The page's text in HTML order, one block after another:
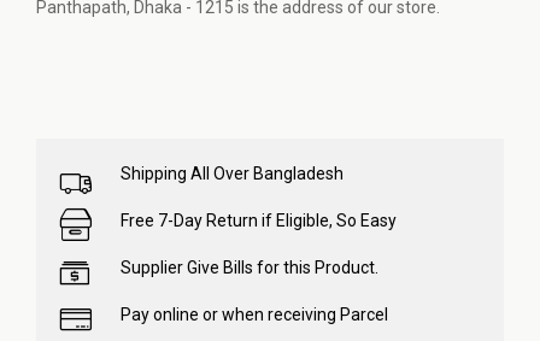
Panthapath, Dhaka - 1215 is the address of our store.
Shipping All Over Bangladesh
Free 7-Day Return if Eligible, So Easy
Supplier Give Bills for this Product.
Pay online or when receiving Parcel